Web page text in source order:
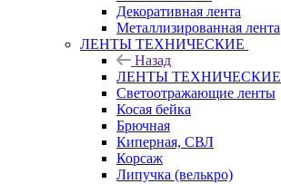
Декоративная лента
Металлизированная лента
ЛЕНТЫ ТЕХНИЧЕСКИЕ
Назад
ЛЕНТЫ ТЕХНИЧЕСКИЕ
Светоотражающие ленты
Косая бейка
Брючная
Киперная, СВЛ
Корсаж
Липучка (велькро)